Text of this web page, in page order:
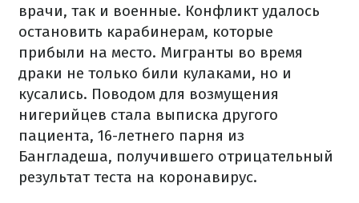
врачи, так и военные. Конфликт удалось
остановить карабинерам, которые
прибыли на место. Мигранты во время
драки не только били кулаками, но и
кусались. Поводом для возмущения
нигерийцев стала выписка другого
пациента, 16-летнего парня из
Бангладеша, получившего отрицательный
результат теста на коронавирус.